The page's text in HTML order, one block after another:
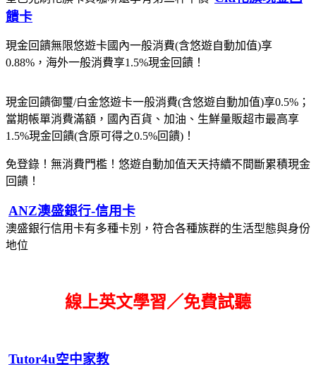
饋卡
現金回饋無限悠遊卡國內一般消費(含悠遊自動加值)享
0.88%，海外一般消費享1.5%現金回饋！
現金回饋御璽/白金悠遊卡一般消費(含悠遊自動加值)享0.5%；
當期帳單消費滿額，國內百貨、加油、生鮮量販超市最高享
1.5%現金回饋(含原可得之0.5%回饋)！
免登錄！無消費門檻！悠遊自動加值天天持續不間斷累積現金
回饋！
ANZ澳盛銀行-信用卡
澳盛銀行信用卡有多種卡別，符合各種族群的生活型態與身份
地位
線上英文學習／免費試聽
Tutor4u空中家教